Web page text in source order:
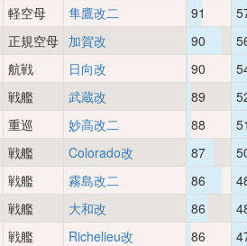
軽空母 隼鷹改二 91
正規空母 加賀改 90
航戦 日向改 90
戦艦 武蔵改 89
重巡 妙高改二 88
戦艦 Colorado改 87
戦艦 霧島改二 86
戦艦 大和改 86
戦艦 Richelieu改 86